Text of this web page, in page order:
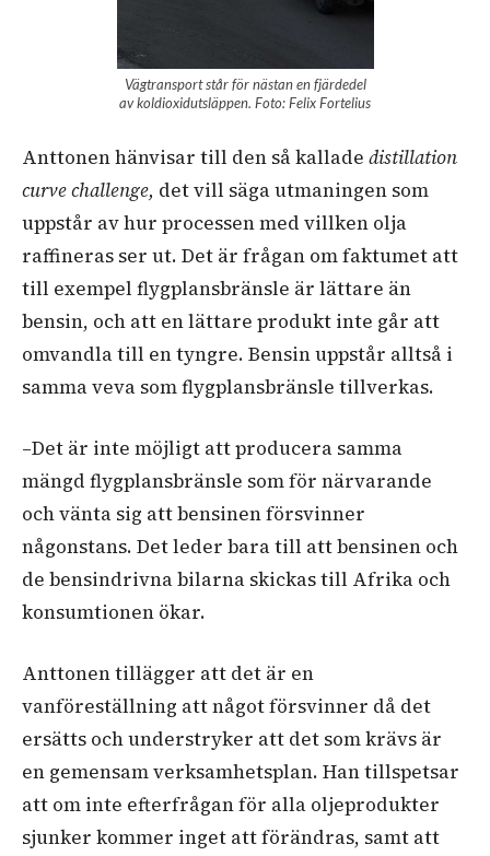
Vägtransport står för nästan en fjärdedel
av koldioxidutsläppen. Foto: Felix Fortelius
Anttonen hänvisar till den så kallade distillation
curve challenge, det vill säga utmaningen som
uppstår av hur processen med villken olja
raffineras ser ut. Det är frågan om faktumet att
till exempel flygplansbränsle är lättare än
bensin, och att en lättare produkt inte går att
omvandla till en tyngre. Bensin uppstår alltså i
samma veva som flygplansbränsle tillverkas.
–Det är inte möjligt att producera samma
mängd flygplansbränsle som för närvarande
och vänta sig att bensinen försvinner
någonstans. Det leder bara till att bensinen och
de bensindrivna bilarna skickas till Afrika och
konsumtionen ökar.
Anttonen tillägger att det är en
vanföreställning att något försvinner då det
ersätts och understryker att det som krävs är
en gemensam verksamhetsplan. Han tillspetsar
att om inte efterfrågan för alla oljeprodukter
sjunker kommer inget att förändras, samt att